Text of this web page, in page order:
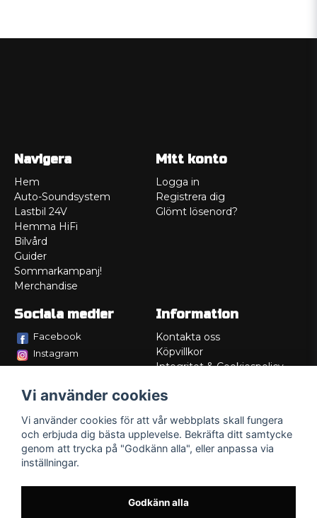
Navigera
Hem
Auto-Soundsystem
Lastbil 24V
Hemma HiFi
Bilvård
Guider
Sommarkampanj!
Merchandise
Mitt konto
Logga in
Registrera dig
Glömt lösenord?
Sociala medier
Facebook
Instagram
Information
Kontakta oss
Köpvillkor
Integritet & Cookiespolicy
Service/Garanti
Lådritning
Om oss
Vi använder cookies
Vi använder cookies för att vår webbplats skall fungera
och erbjuda dig bästa upplevelse. Bekräfta ditt samtycke
genom att trycka på "Godkänn alla", eller anpassa via
inställningar.
Godkänn alla